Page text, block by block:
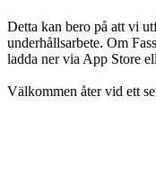
Detta kan bero på att vi
underhållsarbete. Om
ladda ner via App Store
Välkommen åter vid ett